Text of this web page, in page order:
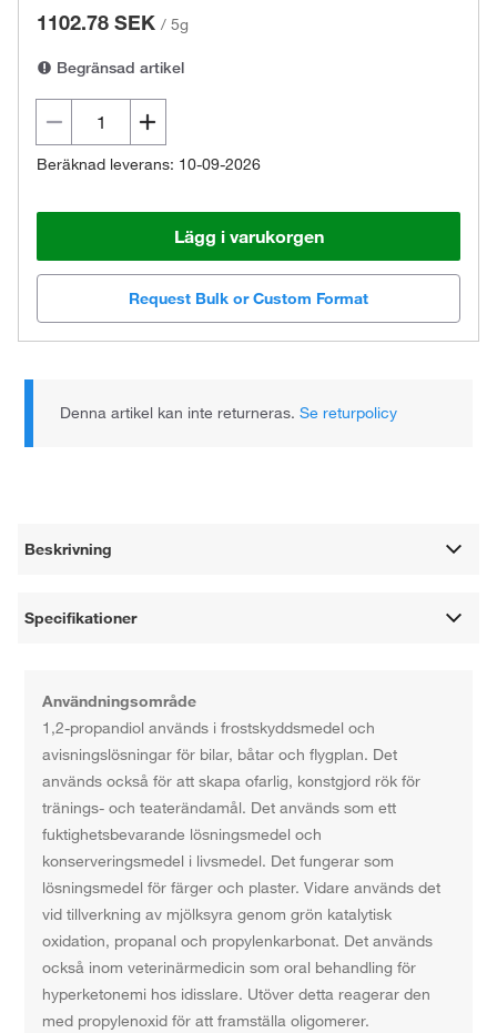
1102.78 SEK / 5g
Begränsad artikel
Beräknad leverans: 10-09-2026
Lägg i varukorgen
Request Bulk or Custom Format
Denna artikel kan inte returneras.Se returpolicy
Beskrivning
Specifikationer
Användningsområde
1,2-propandiol används i frostskyddsmedel och
avisningslösningar för bilar, båtar och flygplan. Det
används också för att skapa ofarlig, konstgjord rök för
tränings- och teaterändamål. Det används som ett
fuktighetsbevarande lösningsmedel och
konserveringsmedel i livsmedel. Det fungerar som
lösningsmedel för färger och plaster. Vidare används det
vid tillverkning av mjölksyra genom grön katalytisk
oxidation, propanal och propylenkarbonat. Det används
också inom veterinärmedicin som oral behandling för
hyperketonemi hos idisslare. Utöver detta reagerar den
med propylenoxid för att framställa oligomerer.